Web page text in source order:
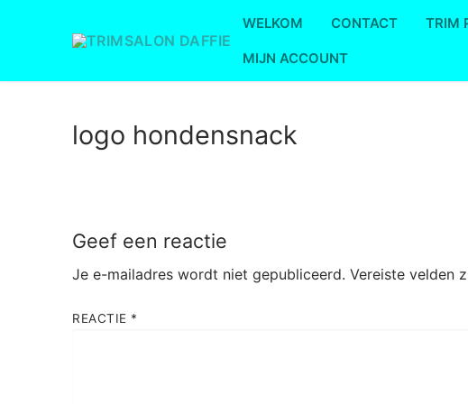
inhoud
WELKOM CONTACT TRIM
MIJN ACCOUNT
logo hondensnack
Geef een reactie
Je e-mailadres wordt niet gepubliceerd. Vereiste velden
REACTIE *